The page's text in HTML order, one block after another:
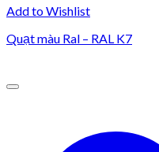
Add to Wishlist
Quạt màu Ral – RAL K7